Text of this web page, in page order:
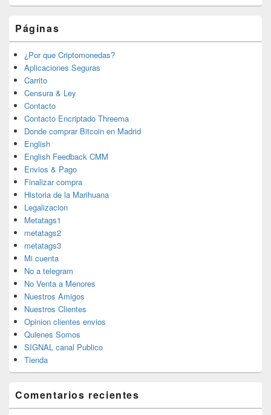
Páginas
¿Por que Criptomonedas?
Aplicaciones Seguras
Carrito
Censura & Ley
Contacto
Contacto Encriptado Threema
Donde comprar Bitcoin en Madrid
English
English Feedback CMM
Envios & Pago
Finalizar compra
Historia de la Marihuana
Legalizacion
Metatags1
metatags2
metatags3
Mi cuenta
No a telegram
No Venta a Menores
Nuestros Amigos
Nuestros Clientes
Opinion clientes envios
Quienes Somos
SIGNAL canal Publico
Tienda
Comentarios recientes